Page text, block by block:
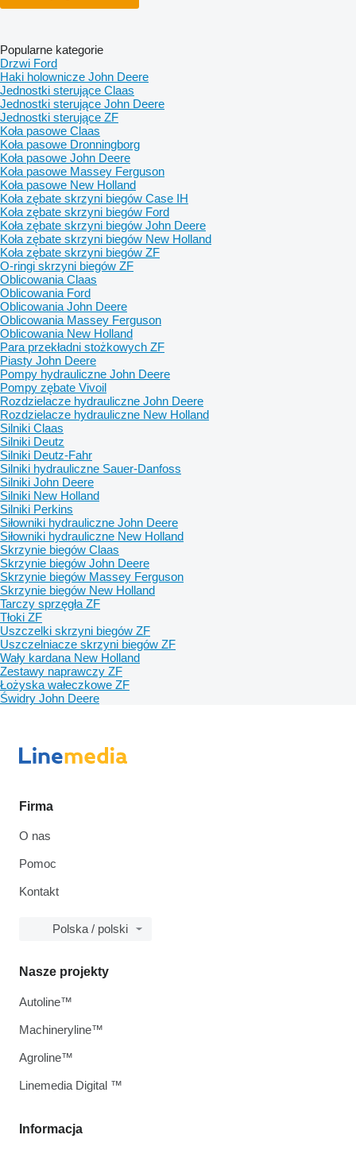
Popularne kategorie
Drzwi Ford
Haki holownicze John Deere
Jednostki sterujące Claas
Jednostki sterujące John Deere
Jednostki sterujące ZF
Koła pasowe Claas
Koła pasowe Dronningborg
Koła pasowe John Deere
Koła pasowe Massey Ferguson
Koła pasowe New Holland
Koła zębate skrzyni biegów Case IH
Koła zębate skrzyni biegów Ford
Koła zębate skrzyni biegów John Deere
Koła zębate skrzyni biegów New Holland
Koła zębate skrzyni biegów ZF
O-ringi skrzyni biegów ZF
Oblicowania Claas
Oblicowania Ford
Oblicowania John Deere
Oblicowania Massey Ferguson
Oblicowania New Holland
Para przekładni stożkowych ZF
Piasty John Deere
Pompy hydrauliczne John Deere
Pompy zębate Vivoil
Rozdzielacze hydrauliczne John Deere
Rozdzielacze hydrauliczne New Holland
Silniki Claas
Silniki Deutz
Silniki Deutz-Fahr
Silniki hydrauliczne Sauer-Danfoss
Silniki John Deere
Silniki New Holland
Silniki Perkins
Siłowniki hydrauliczne John Deere
Siłowniki hydrauliczne New Holland
Skrzynie biegów Claas
Skrzynie biegów John Deere
Skrzynie biegów Massey Ferguson
Skrzynie biegów New Holland
Tarczy sprzęgła ZF
Tłoki ZF
Uszczelki skrzyni biegów ZF
Uszczelniacze skrzyni biegów ZF
Wały kardana New Holland
Zestawy naprawczy ZF
Łożyska wałeczkowe ZF
Świdry John Deere
Firma
O nas
Pomoc
Kontakt
Polska / polski
Informacja
Nasze projekty
Autoline™
Machineryline™
Agroline™
Linemedia Digital ™